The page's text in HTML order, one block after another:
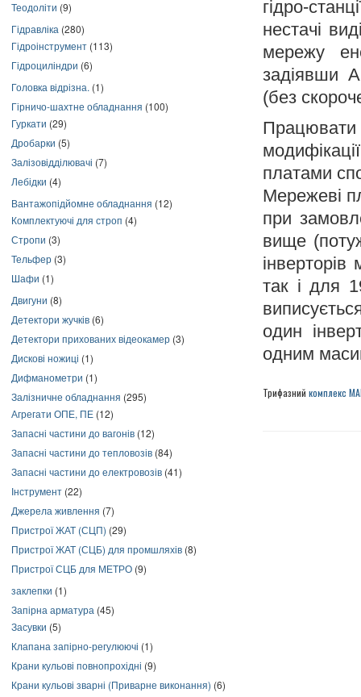
Теодоліти (9)
Гідравліка (280)
Гідроінструмент (113)
Гідроциліндри (6)
Головка відрізна. (1)
Гірничо-шахтне обладнання (100)
Гуркати (29)
Дробарки (5)
Залізовідділювачі (7)
Лебідки (4)
Вантажопідйомне обладнання (12)
Комплектуючі для строп (4)
Стропи (3)
Тельфер (3)
Шафи (1)
Двигуни (8)
Детектори жучків (6)
Детектори прихованих відеокамер (3)
Дискові ножиці (1)
Дифманометри (1)
Залізничне обладнання (295)
Агрегати ОПЕ, ПЕ (12)
Запасні частини до вагонів (12)
Запасні частини до тепловозів (84)
Запасні частини до електровозів (41)
Інструмент (22)
Джерела живлення (7)
Пристрої ЖАТ (СЦП) (29)
Пристрої ЖАТ (СЦБ) для промшляхів (8)
Пристрої СЦБ для МЕТРО (9)
заклепки (1)
Запірна арматура (45)
Засувки (5)
Клапана запірно-регулюючі (1)
Крани кульові повнопрохідні (9)
Крани кульові зварні (Приварне виконання) (6)
гідро-
нестачі
мережу
задіявши
(без
платами
Мережеві
при
вище
так і для
один
одним
Трифазний комплекс